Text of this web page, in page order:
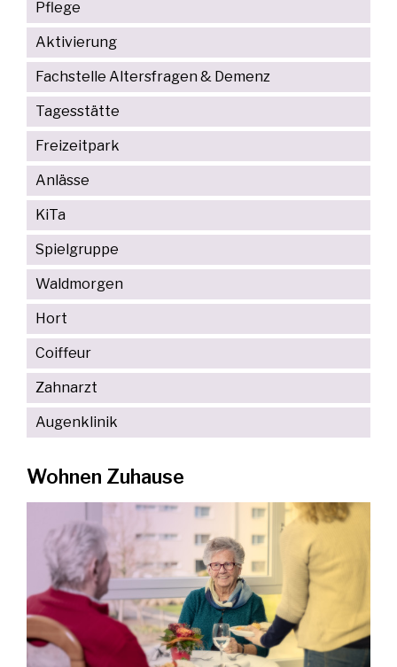
Pflege
Aktivierung
Fachstelle Altersfragen & Demenz
Tagesstätte
Freizeitpark
Anlässe
KiTa
Spielgruppe
Waldmorgen
Hort
Coiffeur
Zahnarzt
Augenklinik
Wohnen Zuhause